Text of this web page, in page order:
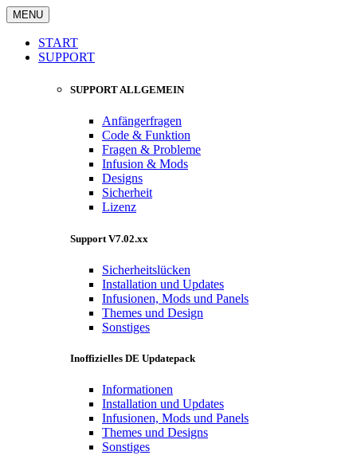
MENU
START
SUPPORT
SUPPORT ALLGEMEIN
Anfängerfragen
Code & Funktion
Fragen & Probleme
Infusion & Mods
Designs
Sicherheit
Lizenz
Support V7.02.xx
Sicherheitslücken
Installation und Updates
Infusionen, Mods und Panels
Themes und Design
Sonstiges
Inoffizielles DE Updatepack
Informationen
Installation und Updates
Infusionen, Mods und Panels
Themes und Designs
Sonstiges